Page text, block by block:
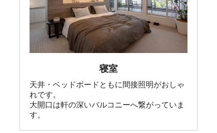
寝室
天井・ベッドボードともに間接照明がおしゃ
れです。
大開口は軒の深いバルコニーへ繋がっていま
す。